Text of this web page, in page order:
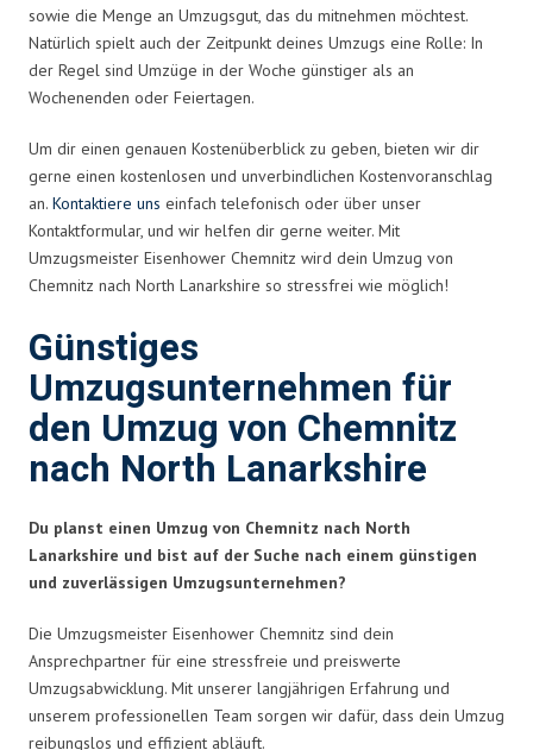
sowie die Menge an Umzugsgut, das du mitnehmen möchtest.
Natürlich spielt auch der Zeitpunkt deines Umzugs eine Rolle: In
der Regel sind Umzüge in der Woche günstiger als an
Wochenenden oder Feiertagen.
Um dir einen genauen Kostenüberblick zu geben, bieten wir dir
gerne einen kostenlosen und unverbindlichen Kostenvoranschlag
an. Kontaktiere uns einfach telefonisch oder über unser
Kontaktformular, und wir helfen dir gerne weiter. Mit
Umzugsmeister Eisenhower Chemnitz wird dein Umzug von
Chemnitz nach North Lanarkshire so stressfrei wie möglich!
Günstiges
Umzugsunternehmen für
den Umzug von Chemnitz
nach North Lanarkshire
Du planst einen Umzug von Chemnitz nach North
Lanarkshire und bist auf der Suche nach einem günstigen
und zuverlässigen Umzugsunternehmen?
Die Umzugsmeister Eisenhower Chemnitz sind dein
Ansprechpartner für eine stressfreie und preiswerte
Umzugsabwicklung. Mit unserer langjährigen Erfahrung und
unserem professionellen Team sorgen wir dafür, dass dein Umzug
reibungslos und effizient abläuft.